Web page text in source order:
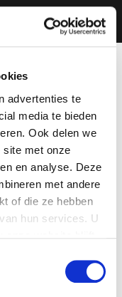
advertenties te
media te bieden
Ook delen we
site met onze
en analyse. Deze
met andere
of die ze hebben
hun services. U